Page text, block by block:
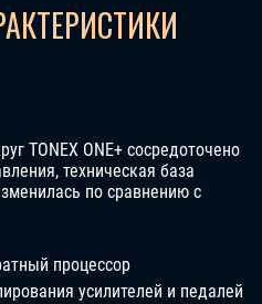
TONEX ONE+ сосредоточено
техническая база
по сравнению с
процессор
усилителей и педалей